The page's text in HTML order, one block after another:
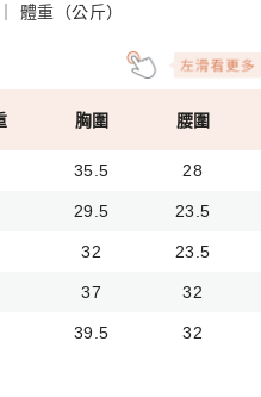
體重（公斤）
胸圍 腰圍
35.5 28
29.5 23.5
32 23.5
37 32
39.5 32